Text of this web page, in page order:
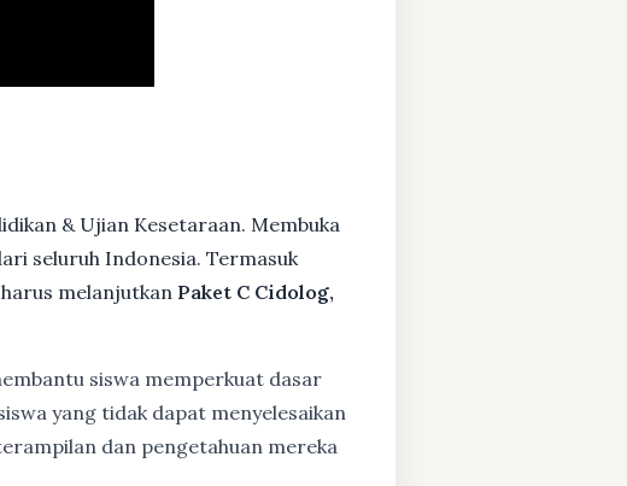
& Ujian Kesetaraan. Membuka
seluruh Indonesia. Termasuk
melanjutkan Paket C Cidolog,
siswa memperkuat dasar
yang tidak dapat menyelesaikan
dan pengetahuan mereka